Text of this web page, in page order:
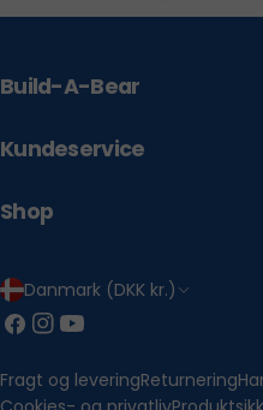
Build-A-Bear
Kundeservice
Shop
L
a
n
Danmark (DKK kr.)
Facebook
Instagram
YouTube
Fragt og leveringReturnering